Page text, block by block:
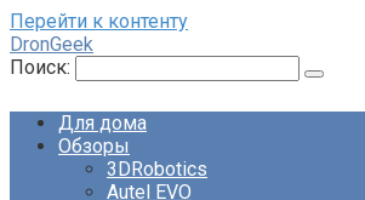
Перейти к контенту
DronGeek
Поиск:
Для дома
Обзоры
3DRobotics
Autel EVO